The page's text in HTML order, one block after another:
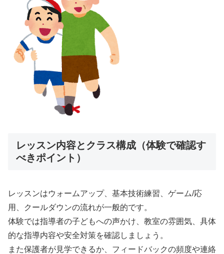
レッスン内容とクラス構成（体験で確認す
べきポイント）
レッスンはウォームアップ、基本技術練習、ゲーム/応
用、クールダウンの流れが一般的です。
体験では指導者の子どもへの声かけ、教室の雰囲気、具体
的な指導内容や安全対策を確認しましょう。
また保護者が見学できるか、フィードバックの頻度や連絡